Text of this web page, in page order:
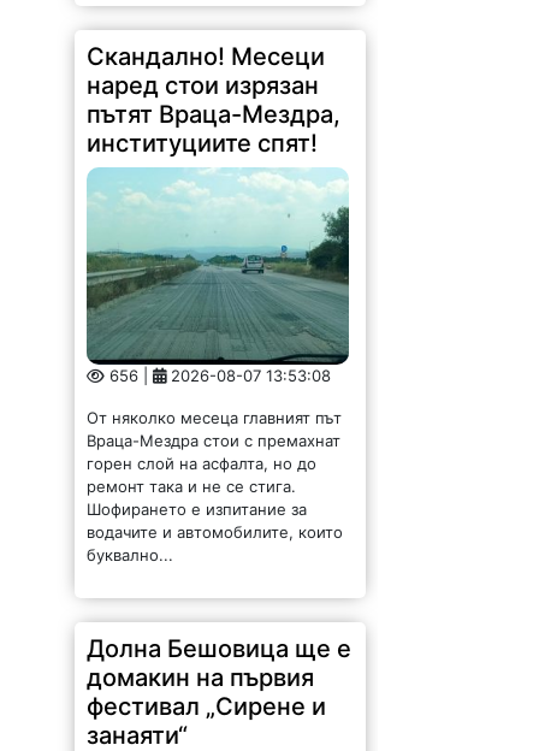
Скандално! Месеци
наред стои изрязан
пътят Враца-Мездра,
институциите спят!
656 | 2026-08-07 13:53:08
От няколко месеца главният път
Враца-Мездра стои с премахнат
горен слой на асфалта, но до
ремонт така и не се стига.
Шофирането е изпитание за
водачите и автомобилите, които
буквално...
Долна Бешовица ще е
домакин на първия
фестивал „Сирене и
занаяти“